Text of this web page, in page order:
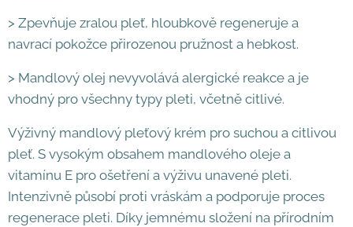
> Zpevňuje zralou pleť, hloubkově regeneruje a
navrací pokožce přirozenou pružnost a hebkost.
> Mandlový olej nevyvolává alergické reakce a je
vhodný pro všechny typy pleti, včetně citlivé.
Výživný mandlový pleťový krém pro suchou a citlivou
pleť. S vysokým obsahem mandlového oleje a
vitamínu E pro ošetření a výživu unavené pleti.
Intenzivně působí proti vráskám a podporuje proces
regenerace pleti. Díky jemnému složení na přírodním